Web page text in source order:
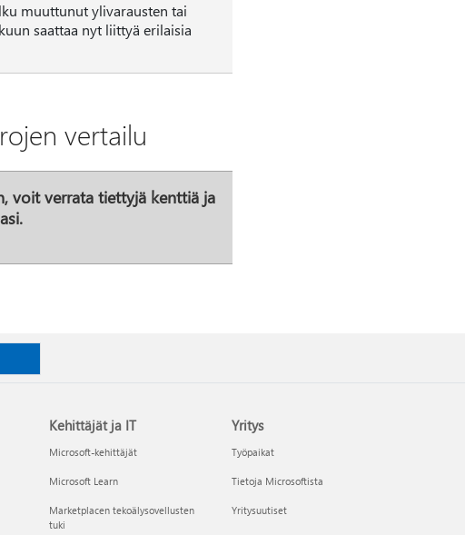
muuttunut ylivarausten tai
saattaa nyt liittyä erilaisia
vertailu
voit verrata tiettyjä kenttiä ja
Kehittäjät ja IT
Microsoft-kehittäjät
Microsoft Learn
Marketplacen tekoälysovellusten
tuki
Yritys
Työpaikat
Tietoja Microsoftista
Yritysuutiset